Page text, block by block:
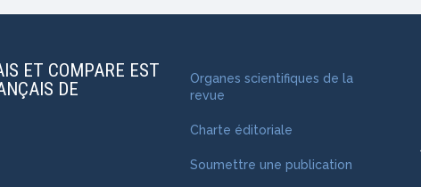
ET COMPARE EST
DE
Organes scientifiques de la
revue
Charte éditoriale
Soumettre une publication